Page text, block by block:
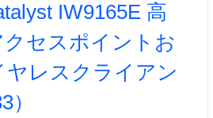
IW9165E 高
クセスポイントお
ヤレスクライアン
）